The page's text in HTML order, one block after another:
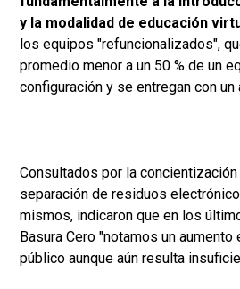
y la modalidad de educación
los equipos "refuncionalizados",
promedio menor a un 50 % de un
configuración y se entregan con un
Consultados por la concientización
separación de residuos
mismos, indicaron que en los
Basura Cero "notamos un
público aunque aún resulta